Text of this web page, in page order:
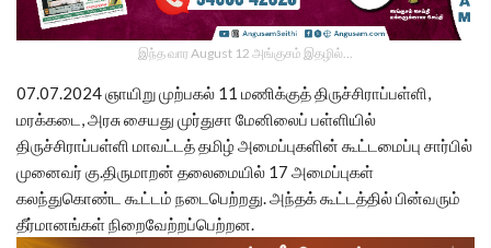
இந்த வார August 12 அங்குசம் இதழில்…
07.07.2024 ஞாயிறு முற்பகல் 11 மணிக்குத் திருச்சிராப்பள்ளி,
மரக்கடை, அரசு சையது முர்துசா மேனிலைப் பள்ளியில்
திருச்சிராப்பள்ளி மாவட்டத் தமிழ் அமைப்புகளின் கூட்டமைப்பு சார்பில்
முனைவர் கு.திருமாறன் தலைமையில் 17 அமைப்புகள்
கலந்துகொண்ட கூட்டம் நடைபெற்றது. அந்தக் கூட்டத்தில் பின்வரும்
தீர்மானங்கள் நிறைவேற்றப்பெற்றன.